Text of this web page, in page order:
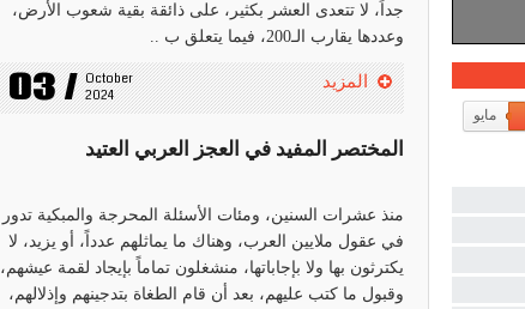
جداً، لا تتعدى العشر بكثير، على ذائقة بقية شعوب الأرض،
وعددها يقارب الـ200، فيما يتعلق ب ..
03 / October
2024
المزيد
المختصر المفيد في العجز العربي العتيد
منذ عشرات السنين، ومئات الأسئلة المحرجة والمبكية تدور
في عقول ملايين العرب، وهناك ما يماثلهم عدداً، أو يزيد، لا
يكترثون بها ولا بإجاباتها، منشغلون تماماً بإيجاد لقمة عيشهم،
وقبول ما كتب عليهم، بعد أن قام الطغاة بتدجينهم وإذلالهم،
مايو